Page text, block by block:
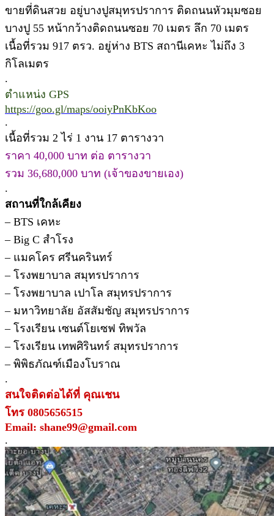
ขายที่ดินสวย อยู่บางปูสมุทรปราการ ติดถนนหัวมุมซอย
บางปู 55 หน้ากว้างติดถนนซอย 70 เมตร ลึก 70 เมตร
เนื้อที่รวม 917 ตรว. อยู่ห่าง BTS สถานีเคหะ ไม่ถึง 3
กิโลเมตร
.
ตำแหน่ง GPS
https://goo.gl/maps/ooiyPnKbKoo
.
เนื้อที่รวม 2 ไร่ 1 งาน 17 ตารางวา
ราคา 40,000 บาท ต่อ ตารางวา
รวม 36,680,000 บาท (เจ้าของขายเอง)
.
สถานที่ใกล้เคียง
– BTS เคหะ
– Big C สำโรง
– แมคโคร ศรีนครินทร์
– โรงพยาบาล สมุทรปราการ
– โรงพยาบาล เปาโล สมุทรปราการ
– มหาวิทยาลัย อัสสัมชัญ สมุทรปราการ
– โรงเรียน เซนต์โยเซฟ ทิพวัล
– โรงเรียน เทพศิรินทร์ สมุทรปราการ
– พิพิธภัณฑ์เมืองโบราณ
.
สนใจติดต่อได้ที่ คุณเชน
โทร 0805656515
Email: shane99@gmail.com
.